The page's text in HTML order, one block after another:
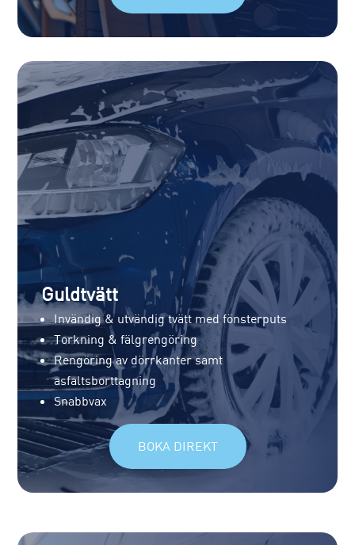
Guldtvätt
Invändig & utvändig tvätt med fönsterputs
Torkning & fälgrengöring
Rengöring av dörrkanter samt
asfaltsborttagning
Snabbvax
BOKA DIREKT